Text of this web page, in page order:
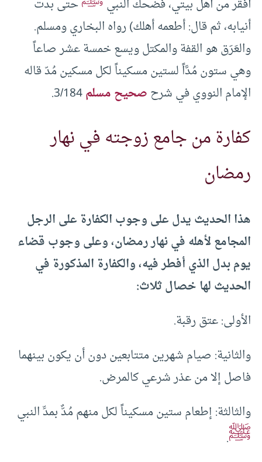
أفقر من أهل بيتي، فضحك النبي
حتى بدت
أنيابه، ثم قال: أطعمه أهلك) رواه البخاري ومسلم.
والعَرَق هو القفة والمكتل ويسع خمسة عشر صاعاً
وهي ستون مُدَّاً لستين مسكيناً لكل مسكين مُدّ قاله
الإمام النووي في شرحصحيح مسلم
كفارة من جامع زوجته في نهار
رمضان
هذا الحديث يدل على وجوب الكفارة على الرجل
المجامع لأهله في نهار رمضان، وعلى وجوب قضاء
يوم بدل الذي أفطر فيه، والكفارة المذكورة في
الحديث لها خصال ثلاث:
الأولى: عتق رقبة.
والثانية: صيام شهرين متتابعين دون أن يكون بينهما
فاصل إلا من عذر شرعي كالمرض.
والثالثة: إطعام ستين مسكيناً لكل منهم مُدٌّ بمدِّ النبي
ﷺ.